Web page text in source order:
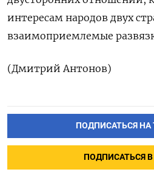
интересам народов двух
взаимоприемлемые
(Дмитрий Антонов)
ПОДПИСАТЬСЯ НА
ПОДПИСАТЬСЯ В